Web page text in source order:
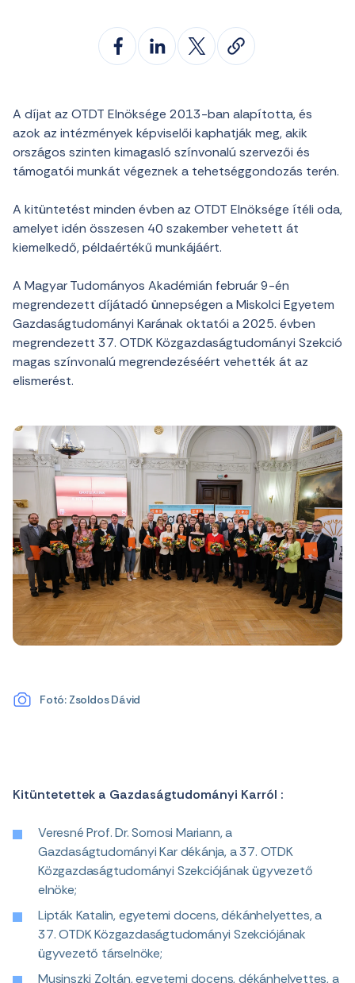
A díjat az OTDT Elnöksége 2013-ban alapította, és
azok az intézmények képviselői kaphatják meg, akik
országos szinten kimagasló színvonalú szervezői és
támogatói munkát végeznek a tehetséggondozás terén.
A kitüntetést minden évben az OTDT Elnöksége ítéli oda,
amelyet idén összesen 40 szakember vehetett át
kiemelkedő, példaértékű munkájáért.
A Magyar Tudományos Akadémián február 9-én
megrendezett díjátadó ünnepségen a Miskolci Egyetem
Gazdaságtudományi Karának oktatói a 2025. évben
megrendezett 37. OTDK Közgazdaságtudományi Szekció
magas színvonalú megrendezéséért vehették át az
elismerést.
Fotó: Zsoldos Dávid
Kitüntetettek a Gazdaságtudományi Karról :
Veresné Prof. Dr. Somosi Mariann, a
Gazdaságtudományi Kar dékánja, a 37. OTDK
Közgazdaságtudományi Szekciójának ügyvezető
elnöke;
Lipták Katalin, egyetemi docens, dékánhelyettes, a
37. OTDK Közgazdaságtudományi Szekciójának
ügyvezető társelnöke;
Musinszki Zoltán, egyetemi docens, dékánhelyettes, a